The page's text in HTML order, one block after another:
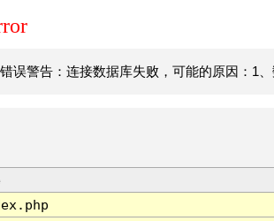
误警告：连接数据库失败，可能的原因：1